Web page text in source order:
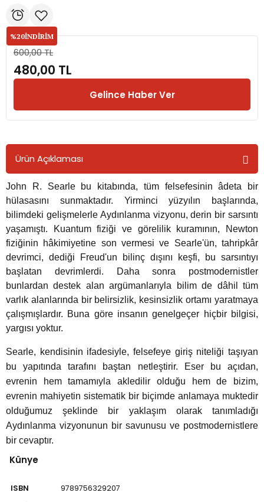
İncelemeler
ve Araştırma
Mirası
%20İNDİRİM
600,00 TL
480,00 TL
Gelince Haber Ver
Ürün Açıklaması
John R. Searle bu kitabında, tüm felsefesinin âdeta bir
hülasasını sunmaktadır. Yirminci yüzyılın başlarında,
bilimdeki gelişmelerle Aydınlanma vizyonu, derin bir sarsıntı
yaşamıştı. Kuantum fiziği ve görelilik kuramının, Newton
fiziğinin hâkimiyetine son vermesi ve Searle'ün, tahripkâr
devrimci, dediği Freud'un bilinç dışını keşfi, bu sarsıntıyı
başlatan devrimlerdi. Daha sonra postmodernistler
bunlardan destek alan argümanlarıyla bilim de dâhil tüm
varlık alanlarında bir belirsizlik, kesinsizlik ortamı yaratmaya
çalışmışlardır. Buna göre insanın genelgeçer hiçbir bilgisi,
yargısı yoktur.
Searle, kendisinin ifadesiyle, felsefeye giriş niteliği taşıyan
bu yapıtında tarafını baştan netleştirir. Eser bu açıdan,
evrenin hem tamamıyla akledilir olduğu hem de bizim,
evrenin mahiyetin sistematik bir biçimde anlamaya muktedir
olduğumuz şeklinde bir yaklaşım olarak tanımladığı
Aydınlanma vizyonunun bir savunusu ve postmodernistlere
bir cevaptır.
Künye
ISBN
9789756329207